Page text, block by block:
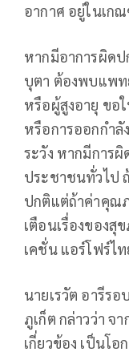
อากาศ อยู่ในเก
หากมีอาการผิดป
บุตา ต้องพบแพท
หรือผู้สูงอายุ ขอ
หรือการออกกำลั
ระวัง หากมีการ
ประชาชนทั่วไป
ปกติแต่ถ้าค่าคุณ
เตือนเรื่องของ
เคชั่น แอร์โฟร์ไ
นายเรวัต อารีร
ภูเก็ต กล่าวว่า จ
เกี่ยวข้อง เป็นโ